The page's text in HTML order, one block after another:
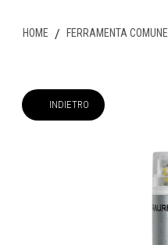
HOME /FERRAMENTA COMUNE
INDIETRO